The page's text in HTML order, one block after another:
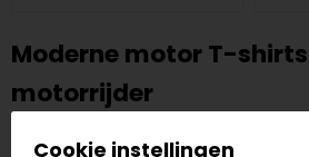
Moderne motor T-
motorrijder
Cookie instellingen